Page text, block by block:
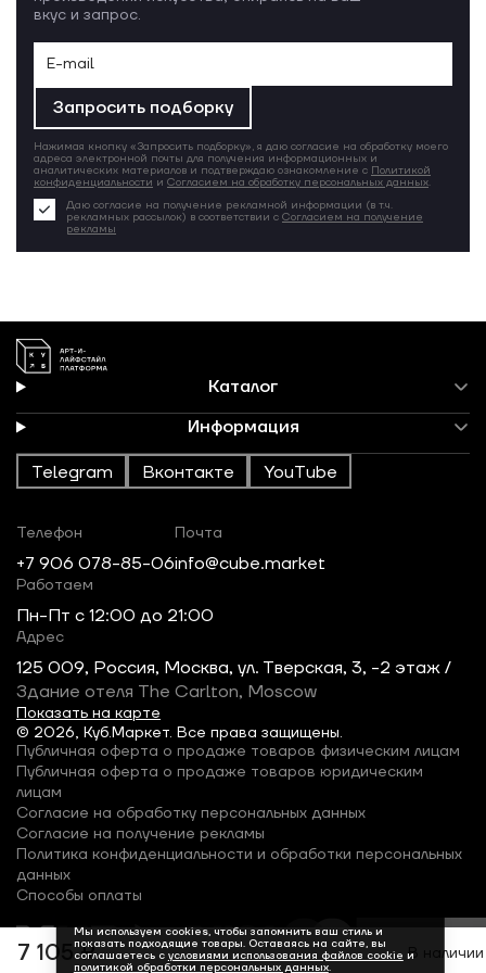
7 105 ₽ В наличии
вкус и запрос.
Запросить подборку
Нажимая кнопку «Запросить подборку», я даю согласие на обработку моего
адреса электронной почты для получения информационных и
аналитических материалов и подтверждаю ознакомление с Политикой
конфиденциальности и Согласием на обработку персональных данных.
Даю согласие на получение рекламной информации (в т.ч.
рекламных рассылок) в соответствии с Согласием на получение
рекламы
Каталог
Информация
Telegram Вконтакте YouTube
© 2026, Куб.Маркет. Все права защищены.
Телефон
+7 906 078-85-06
Почта
info@cube.market
Работаем
Пн-Пт c 12:00 до 21:00
Адрес
125 009, Россия, Москва, ул. Тверская, 3, -2 этаж /
Здание отеля The Carlton, Moscow
Показать на карте
Публичная оферта о продаже товаров физическим лицам
Публичная оферта о продаже товаров юридическим
лицам
Согласие на обработку персональных данных
Согласие на получение рекламы
Политика конфиденциальности и обработки персональных
данных
Способы оплаты
Мы используем cookies, чтобы запомнить ваш стиль и
показать подходящие товары. Оставаясь на сайте, вы
соглашаетесь с условиями использования файлов cookie и
политикой обработки персональных данных.